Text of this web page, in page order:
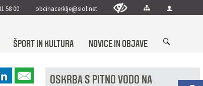
58 00 obcinacerklje@siol.net
ŠPORT IN KULTURA NOVICE IN OBJAVE
OSKRBA S PITNO VODO NA